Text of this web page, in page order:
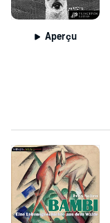
Aperçu